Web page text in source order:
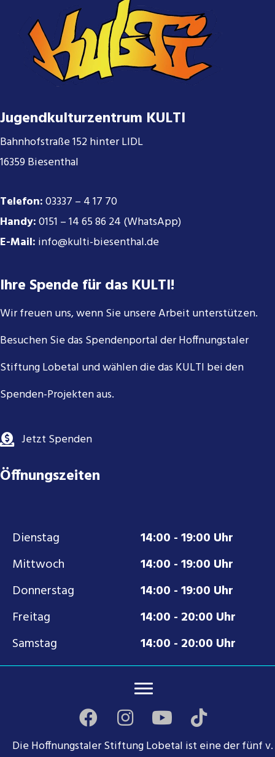
Jugendkulturzentrum KULTI
Bahnhofstraße 152 hinter LIDL
16359 Biesenthal
Telefon:03337 – 4 17 70
Handy:0151 – 14 65 86 24 (WhatsApp)
E-Mail: info@kulti-biesenthal.de
Ihre Spende für das KULTI!
Wir freuen uns, wenn Sie unsere Arbeit unterstützen.
Besuchen Sie das Spendenportal der Hoffnungstaler
Stiftung Lobetal und wählen die das KULTI bei den
Spenden-Projekten aus.
Jetzt Spenden
Öffnungszeiten
Dienstag
14:00 - 19:00 Uhr
Mittwoch
14:00 - 19:00 Uhr
Donnerstag
14:00 - 19:00 Uhr
Freitag
14:00 - 20:00 Uhr
Samstag
14:00 - 20:00 Uhr
Die Hoffnungstaler Stiftung Lobetal ist eine der fünf v.